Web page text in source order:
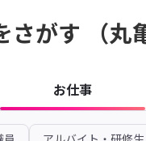
さがす （丸
お仕事